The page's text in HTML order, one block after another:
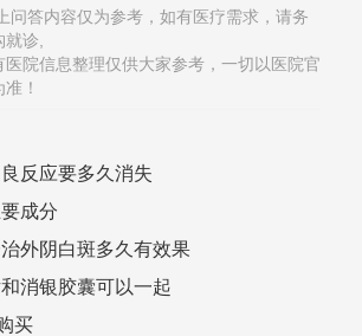
问答内容仅为参考，如有医疗需求，请务
诊,
院信息整理仅供大家参考，一切以医院官
！
反应要多久消失
成分
外阴白斑多久有效果
消银胶囊可以一起
买